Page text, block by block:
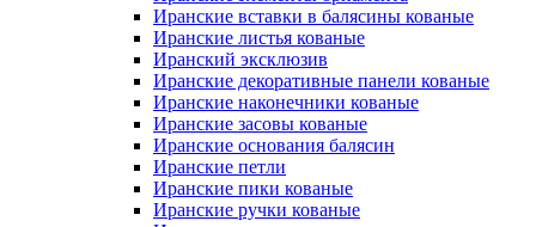
Иранские вставки в балясины кованые
Иранские листья кованые
Иранский эксклюзив
Иранские декоративные панели кованые
Иранские наконечники кованые
Иранские засовы кованые
Иранские основания балясин
Иранские петли
Иранские пики кованые
Иранские ручки кованые